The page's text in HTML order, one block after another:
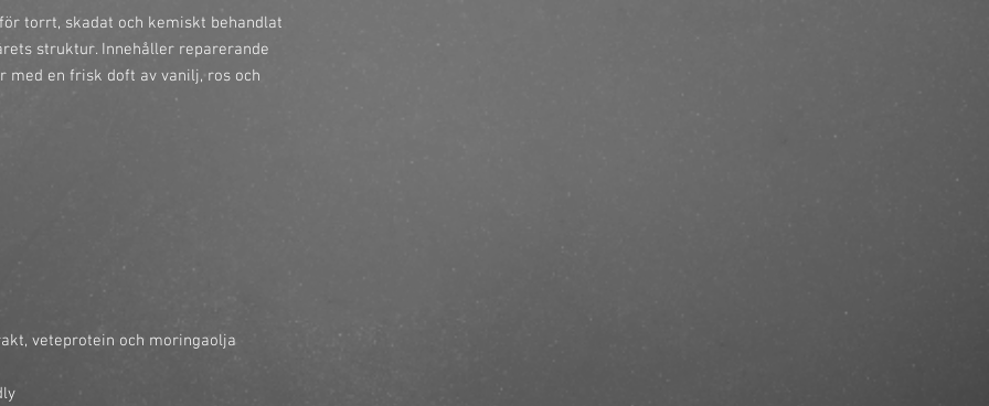
torrt, skadat och kemiskt behandlat
struktur. Innehåller reparerande
en frisk doft av vanilj, ros och
veteprotein och moringaolja